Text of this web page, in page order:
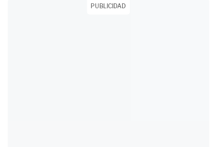
PUBLICIDAD